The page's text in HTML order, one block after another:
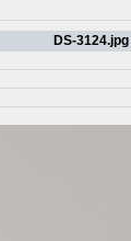
DS-3124.jpg